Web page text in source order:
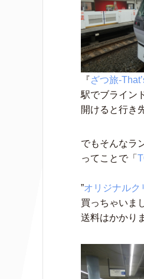
『ざつ旅-
駅でブライン
開けると行き
でもそんなラ
ってことで「
”オリジナルク
買っちゃいま
送料はかかり